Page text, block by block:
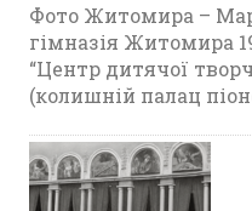
Фото Житомира –
гімназія Житомира
“Центр дитячої
(колишній палац